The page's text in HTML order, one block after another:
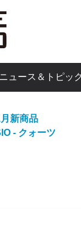
ニュース＆トピッ
新商品
- クォーツ